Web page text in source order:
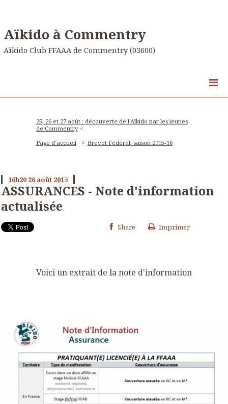
Aïkido à Commentry
Aïkido Club FFAAA de Commentry (03600)
25, 26 et 27 août : découverte de l'Aïkido par les jeunes
de Commentry
Page d'accueil
Brevet Fédéral, saison 2015-16
16h20 26 août 2015
ASSURANCES - Note d'information
actualisée
Share Imprimer
Voici un extrait de la note d'information